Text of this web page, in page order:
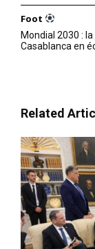
Foot
Mondial 2030 :
Casablanca en
Related